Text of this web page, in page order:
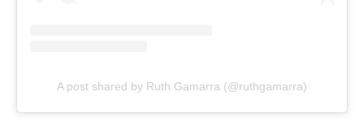
A post shared by Ruth Gamarra (@ruthgamarra)